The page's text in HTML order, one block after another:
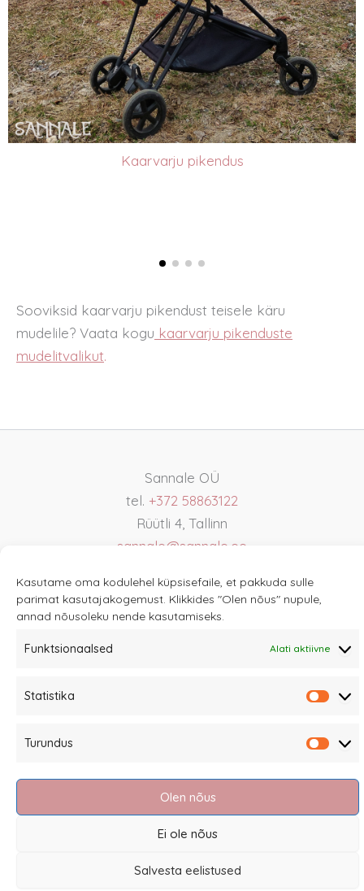
Kasutame oma kodulehel küpsisefaile, et pakkuda sulle
parimat kasutajakogemust. Klikkides "Olen nõus" nupule,
annad nõusoleku nende kasutamiseks.
Funktsionaalsed Alati aktiivne
Statistika
Turundus
Olen nõus
Ei ole nõus
Salvesta eelistused
Kaarvarju pikendus
Sooviksid kaarvarju pikendust teisele käru
mudelile? Vaata kogu kaarvarju pikenduste
mudelitvalikut.
Sannale OÜ
tel. +372 58863122
Rüütli 4, Tallinn
sannale@sannale.ee
Müügitingimused
Kauba tagastamine
Privaatsuspoliitika ja küpsised